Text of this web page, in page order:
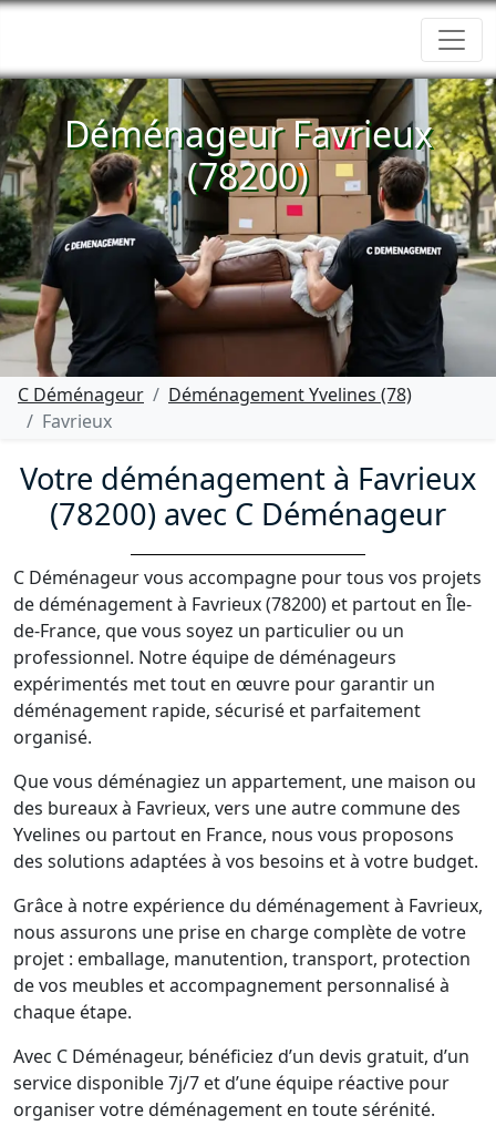
Déménageur Favrieux
(78200)
C Déménageur
Déménagement Yvelines (78)
Favrieux
Votre déménagement à Favrieux
(78200) avec C Déménageur
C Déménageur vous accompagne pour tous vos projets
de déménagement à Favrieux (78200) et partout en Île-
de-France, que vous soyez un particulier ou un
professionnel. Notre équipe de déménageurs
expérimentés met tout en œuvre pour garantir un
déménagement rapide, sécurisé et parfaitement
organisé.
Que vous déménagiez un appartement, une maison ou
des bureaux à Favrieux, vers une autre commune des
Yvelines ou partout en France, nous vous proposons
des solutions adaptées à vos besoins et à votre budget.
Grâce à notre expérience du déménagement à Favrieux,
nous assurons une prise en charge complète de votre
projet : emballage, manutention, transport, protection
de vos meubles et accompagnement personnalisé à
chaque étape.
Avec C Déménageur, bénéficiez d’un devis gratuit, d’un
service disponible 7j/7 et d’une équipe réactive pour
organiser votre déménagement en toute sérénité.